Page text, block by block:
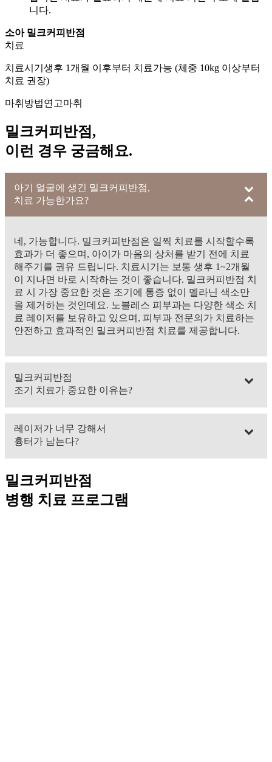
니다.
소아 밀크커피반점
치료
치료시기 생후 1개월 이후부터 치료가능 (체중 10kg 이상부터
치료 권장)
마취방법연고마취
밀크커피반점,
이런 경우 궁금해요.
아기 얼굴에 생긴 밀크커피반점,
치료 가능한가요?
네, 가능합니다. 밀크커피반점은 일찍 치료를 시작할수록
효과가 더 좋으며, 아이가 마음의 상처를 받기 전에 치료
해주기를 권유 드립니다. 치료시기는 보통 생후 1~2개월
이 지나면 바로 시작하는 것이 좋습니다. 밀크커피반점 치
료 시 가장 중요한 것은 조기에 통증 없이 멜라닌 색소만
을 제거하는 것인데요. 노블레스 피부과는 다양한 색소 치
료 레이저를 보유하고 있으며, 피부과 전문의가 치료하는
안전하고 효과적인 밀크커피반점 치료를 제공합니다.
밀크커피반점
조기 치료가 중요한 이유는?
설정에 따라 병변의 크기가 함께 커지거나 더 진해지는 경
우가 많으며 통계적으로 조기치료일수록 효과가 높게 나
타납니다.
레이저가 너무 강해서
흉터가 남는다?
소아의 경우 레이저를 강하게 하지 않아도 효과적일 뿐만
아니라 소아 피부에 맞게 안전하게 레이저를 조절하여 시
술합니다.
밀크커피반점
병행 치료 프로그램